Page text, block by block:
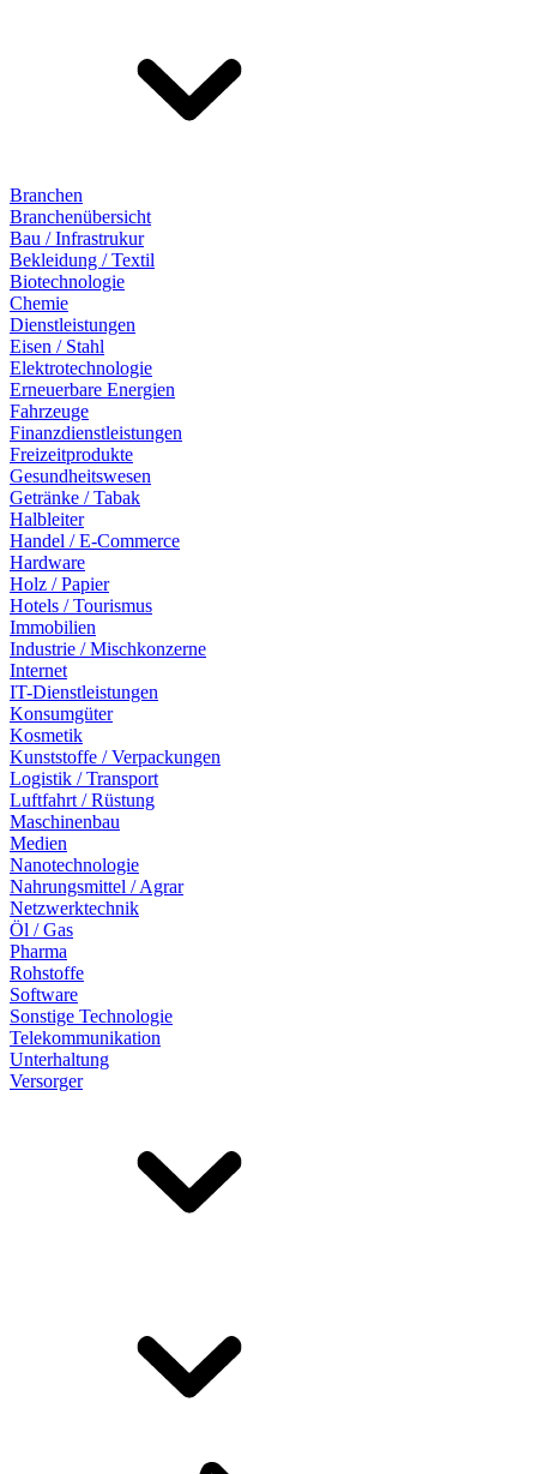
Branchen
Branchenübersicht
Bau / Infrastrukur
Bekleidung / Textil
Biotechnologie
Chemie
Dienstleistungen
Eisen / Stahl
Elektrotechnologie
Erneuerbare Energien
Fahrzeuge
Finanzdienstleistungen
Freizeitprodukte
Gesundheitswesen
Getränke / Tabak
Halbleiter
Handel / E-Commerce
Hardware
Holz / Papier
Hotels / Tourismus
Immobilien
Industrie / Mischkonzerne
Internet
IT-Dienstleistungen
Konsumgüter
Kosmetik
Kunststoffe / Verpackungen
Logistik / Transport
Luftfahrt / Rüstung
Maschinenbau
Medien
Nanotechnologie
Nahrungsmittel / Agrar
Netzwerktechnik
Öl / Gas
Pharma
Rohstoffe
Software
Sonstige Technologie
Telekommunikation
Unterhaltung
Versorger